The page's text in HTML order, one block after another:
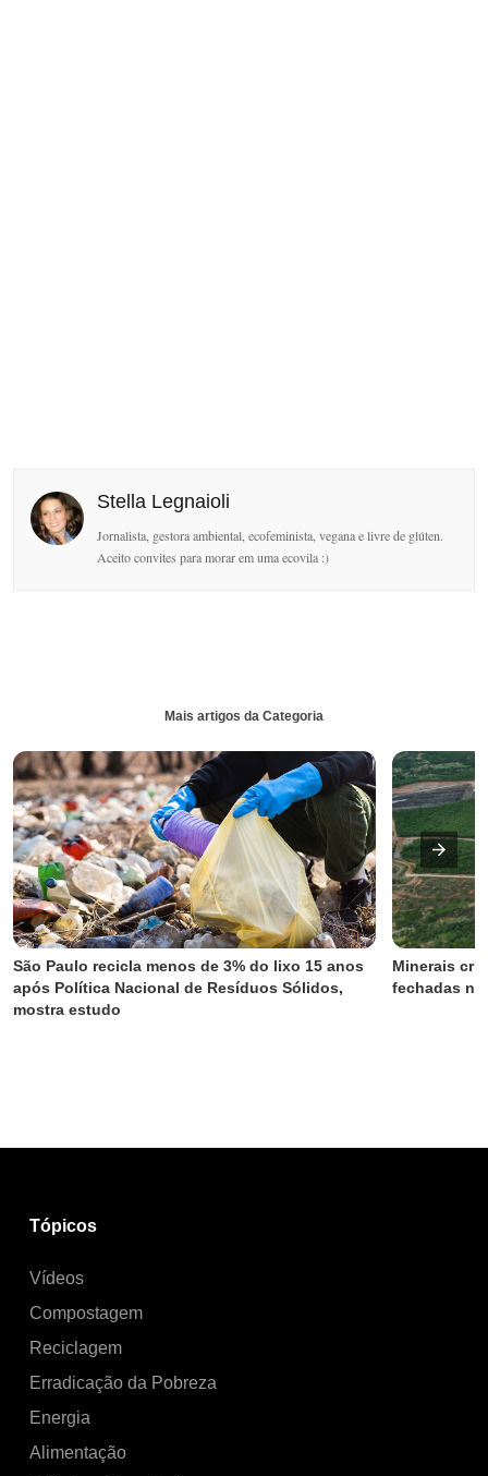
Stella Legnaioli
Jornalista, gestora ambiental, ecofeminista, vegana e livre de glúten.
Aceito convites para morar em uma ecovila :)
Mais artigos da Categoria
São Paulo recicla menos de 3% do lixo 15 anos
após Política Nacional de Resíduos Sólidos,
mostra estudo
Minerais
fechadas
Tópicos
Vídeos
Compostagem
Reciclagem
Erradicação da Pobreza
Energia
Alimentação